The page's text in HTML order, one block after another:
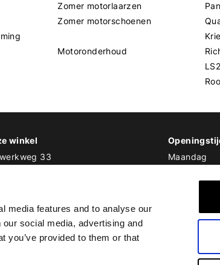
media features and to analyse our
social media, advertising and
you’ve provided to them or that
Zomer motorlaarzen
Zomer motorschoenen
Motoronderhoud
LS2
winkel
33
493 03 67
Maandag
Woensdag
Zaterdag